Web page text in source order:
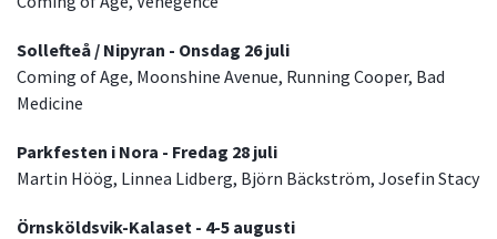
Sollefteå / Nipyran - Onsdag 26 juli
Coming of Age, Moonshine Avenue, Running Cooper, Bad
Medicine
Parkfesten i Nora - Fredag 28 juli
Martin Höög, Linnea Lidberg, Björn Bäckström, Josefin Stacy
Örnsköldsvik-Kalaset - 4-5 augusti